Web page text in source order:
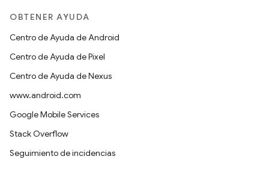
OBTENER AYUDA
Centro de Ayuda de Android
Centro de Ayuda de Pixel
Centro de Ayuda de Nexus
www.android.com
Google Mobile Services
Stack Overflow
Seguimiento de incidencias